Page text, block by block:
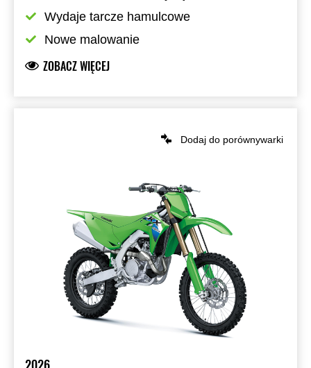
Wydaje tarcze hamulcowe
Nowe malowanie
ZOBACZ WIĘCEJ
Dodaj do porównywarki